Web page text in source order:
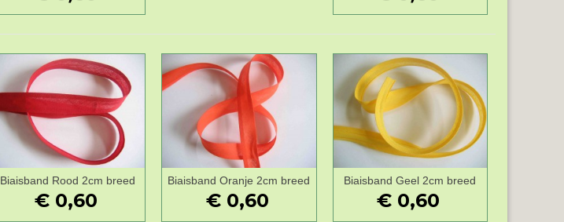
Wenslijst
Biaisband Rood 2cm breed
€ 0,60
Wenslijst
Biaisband Oranje 2cm breed
€ 0,60
Wenslijst
Biaisband Geel 2cm breed
€ 0,60